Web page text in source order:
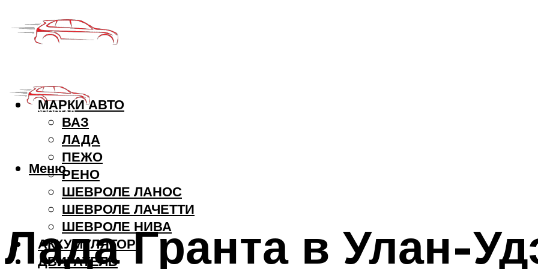
МАРКИ АВТО
ВАЗ
ЛАДА
ПЕЖО
РЕНО
ШЕВРОЛЕ ЛАНОС
ШЕВРОЛЕ ЛАЧЕТТИ
ШЕВРОЛЕ НИВА
АККУМУЛЯТОР
ДВИГАТЕЛЬ
Меню
Лада Гранта в Улан-